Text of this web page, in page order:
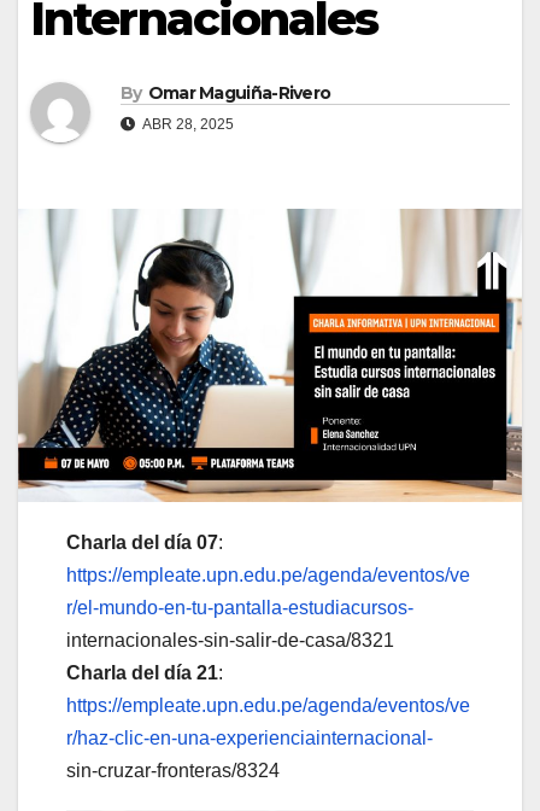
Internacionales
By Omar Maguiña-Rivero
ABR 28, 2025
Charla del día 07:
https://empleate.upn.edu.pe/agenda/eventos/ve
r/el-mundo-en-tu-pantalla-estudiacursos-
internacionales-sin-salir-de-casa/8321
Charla del día 21:
https://empleate.upn.edu.pe/agenda/eventos/ve
r/haz-clic-en-una-experienciainternacional-
sin-cruzar-fronteras/8324